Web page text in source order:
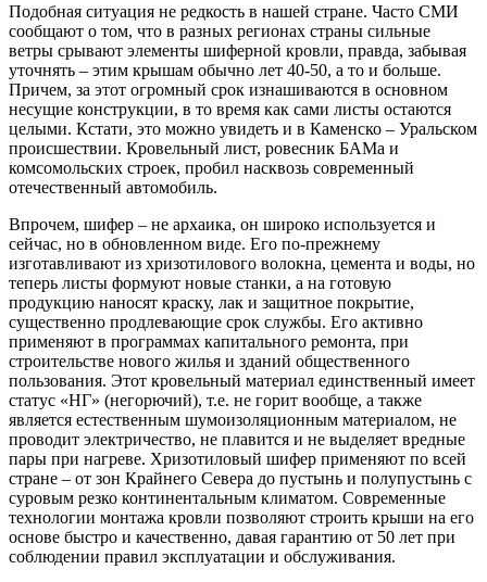
Подобная ситуация не редкость в нашей стране. Часто СМИ
сообщают о том, что в разных регионах страны сильные
ветры срывают элементы шиферной кровли, правда, забывая
уточнять – этим крышам обычно лет 40-50, а то и больше.
Причем, за этот огромный срок изнашиваются в основном
несущие конструкции, в то время как сами листы остаются
целыми. Кстати, это можно увидеть и в Каменско – Уральском
происшествии. Кровельный лист, ровесник БАМа и
комсомольских строек, пробил насквозь современный
отечественный автомобиль.
Впрочем, шифер – не архаика, он широко используется и
сейчас, но в обновленном виде. Его по-прежнему
изготавливают из хризотилового волокна, цемента и воды, но
теперь листы формуют новые станки, а на готовую
продукцию наносят краску, лак и защитное покрытие,
существенно продлевающие срок службы. Его активно
применяют в программах капитального ремонта, при
строительстве нового жилья и зданий общественного
пользования. Этот кровельный материал единственный имеет
статус «НГ» (негорючий), т.е. не горит вообще, а также
является естественным шумоизоляционным материалом, не
проводит электричество, не плавится и не выделяет вредные
пары при нагреве. Хризотиловый шифер применяют по всей
стране – от зон Крайнего Севера до пустынь и полупустынь с
суровым резко континентальным климатом. Современные
технологии монтажа кровли позволяют строить крыши на его
основе быстро и качественно, давая гарантию от 50 лет при
соблюдении правил эксплуатации и обслуживания.